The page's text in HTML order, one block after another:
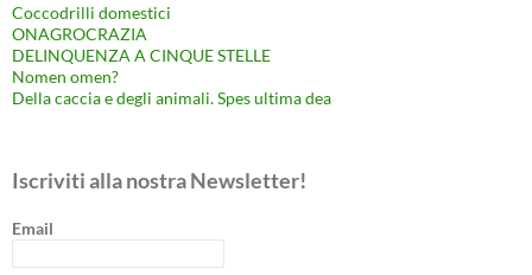
Coccodrilli domestici
ONAGROCRAZIA
DELINQUENZA A CINQUE STELLE
Nomen omen?
Della caccia e degli animali. Spes ultima dea
Iscriviti alla nostra Newsletter!
Email